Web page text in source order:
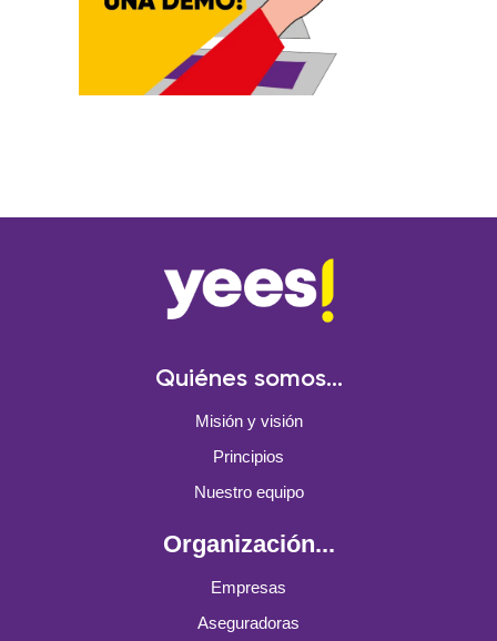
Quiénes somos...
Misión y visión
Principios
Nuestro equipo
Organización...
Empresas
Aseguradoras